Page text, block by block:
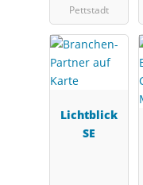
Pettstadt
Lichtblick
SE